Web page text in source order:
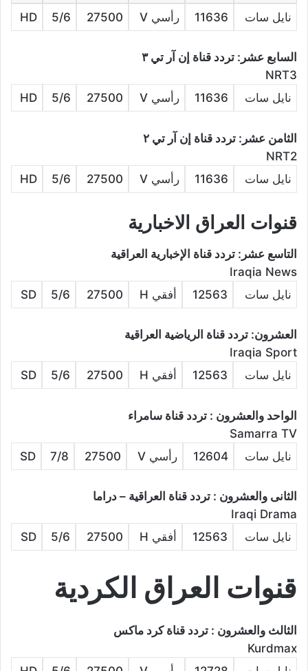
نايل سات
11636 رأسي V 27500
5/6
HD
السابع عشر: تردد قناة إن آر تي ٣
NRT3
نايل سات
11636 رأسي V 27500
5/6
HD
الثامن عشر: تردد قناة إن آر تي ٢
NRT2
نايل سات
11636 رأسي V 27500
5/6
HD
قنوات العراق الاخبارية
التاسع عشر: تردد قناة الإخبارية العراقية
Iraqia News
نايل سات
12563 أفقي H 27500
5/6
SD
العشرون: تردد قناة الرياضية العراقية
Iraqia Sport
نايل سات
12563 أفقي H 27500
5/6
SD
الواحد والعشرون : تردد قناة سامراء
Samarra TV
نايل سات
12604 رأسي V 27500
7/8
SD
الثانى والعشرون : تردد قناة العراقية – دراما
Iraqi Drama
نايل سات
12563 أفقي H 27500
5/6
SD
قنوات العراق الكردية
الثالث والعشرون : تردد قناة كرد ماكس
Kurdmax